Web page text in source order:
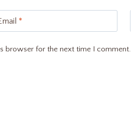
*
browser for the next time I comment.